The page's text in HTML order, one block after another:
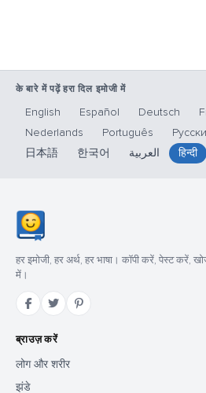
के बारे में पढ़ें हरा दिल इमोजी में
English Español Deutsch
Nederlands
Português
日本語
한국어 العربية हिन्दी
हर इमोजी, हर अर्थ, हर भाषा। कॉपी करें, पेस्ट करें,
में।
ब्राउज़ करें
लोग और शरीर
झंडे